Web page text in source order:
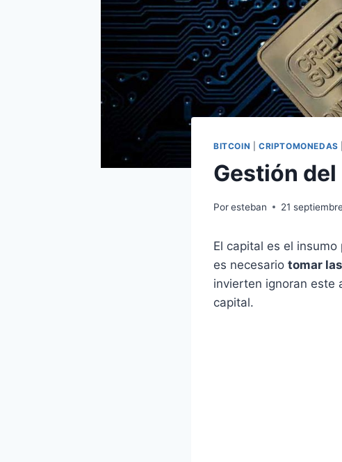
BITCOIN CRIPTOMONEDAS
Gestión
Poresteban 21
El capital es el
es necesario tomar
invierten ignoran este
capital.